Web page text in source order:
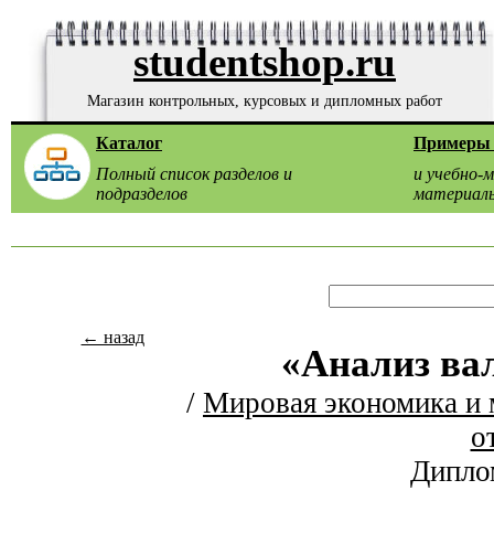
studentshop.ru
Магазин контрольных, курсовых и дипломных работ
Каталог
Полный список разделов и
подразделов
Примеры
и учебно-
← назад
«Анализ
/ Мировая экономика и